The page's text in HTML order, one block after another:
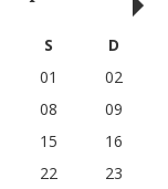
S
D
01
02
08
09
15
16
22
23